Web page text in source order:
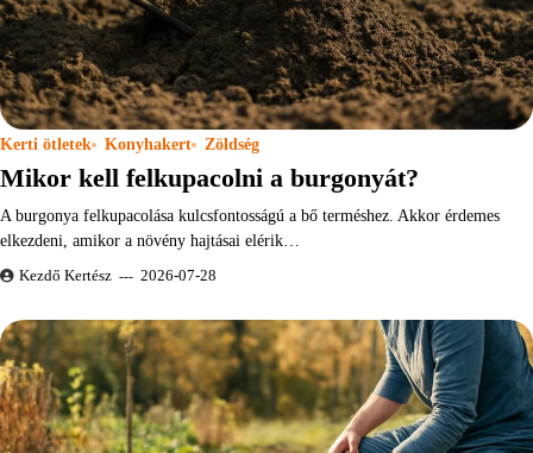
Kerti ötletek Konyhakert Zöldség
Mikor kell felkupacolni a burgonyát?
A burgonya felkupacolása kulcsfontosságú a bő terméshez. Akkor érdemes
elkezdeni, amikor a növény hajtásai elérik…
Kezdő Kertész 2026-07-28